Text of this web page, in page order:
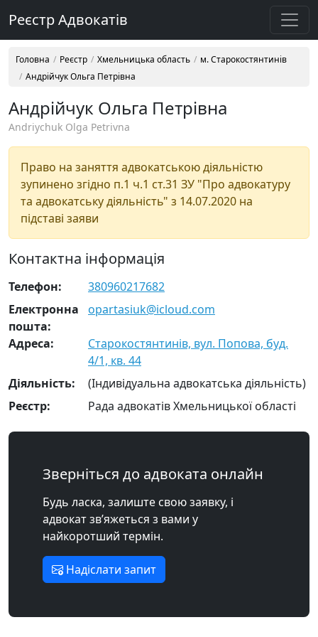
Реєстр Адвокатів
Головна Реєстр Хмельницька область
м. Старокостянтинів
Андрійчук Ольга Петрівна
Андрійчук Ольга Петрівна
Andriychuk Olga Petrivna
Право на заняття адвокатською діяльністю
зупинено згідно п.1 ч.1 ст.31 ЗУ "Про адвокатуру
та адвокатську діяльність" з 14.07.2020 на
підставі заяви
Контактна інформація
Телефон:
380960217682
Електронна
пошта:
opartasiuk@icloud.com
Адреса:
Старокостянтинів, вул. Попова, буд.
4/1, кв. 44
Діяльність:
(Індивідуальна адвокатська діяльність)
Реєстр:
Рада адвокатів Хмельницької області
Зверніться до адвоката онлайн
Будь ласка, залиште свою заявку, і
адвокат зв’яжеться з вами у
найкоротший термін.
Надіслати запит